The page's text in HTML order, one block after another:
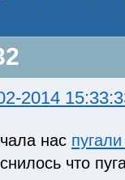
2014
нас
что